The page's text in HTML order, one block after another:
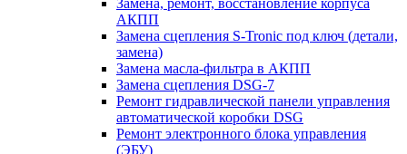
Замена, ремонт, восстановление корпуса
АКПП
Замена сцепления S-Tronic под ключ (детали,
замена)
Замена масла-фильтра в АКПП
Замена сцепления DSG-7
Ремонт гидравлической панели управления
автоматической коробки DSG
Ремонт электронного блока управления
(ЭБУ)